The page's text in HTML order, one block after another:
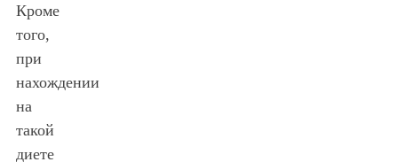
Кроме
того,
при
нахождении
на
такой
диете